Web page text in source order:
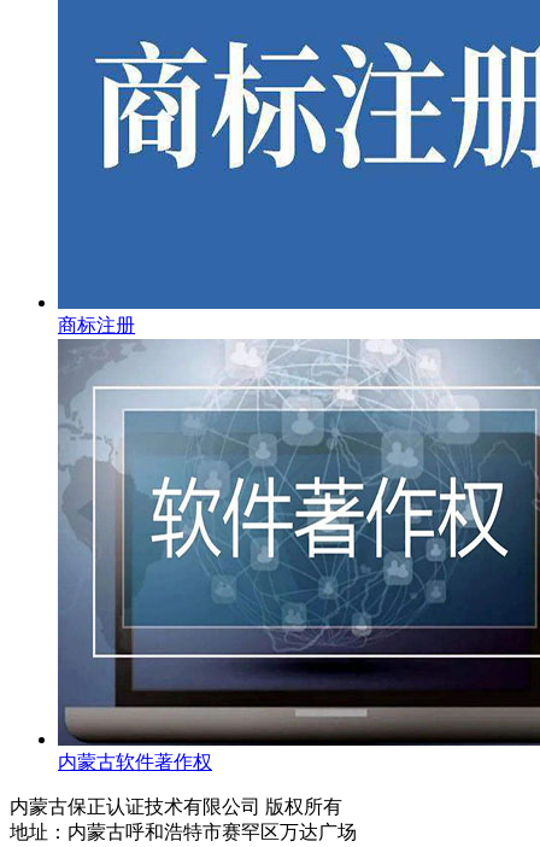
商标注册
内蒙古软件著作权
内蒙古保正认证技术有限公司 版权所有
地址：内蒙古呼和浩特市赛罕区万达广场